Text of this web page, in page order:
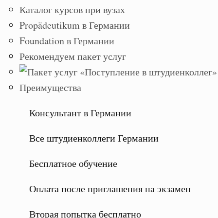
Каталог курсов при вузах
Propädeutikum в Германии
Foundation в Германии
Рекомендуем пакет услуг
Преимущества
Консультант в Германии
Все штудиенколлеги Германии
Бесплатное обучение
Оплата после приглашения на экзамен
Вторая попытка бесплатно